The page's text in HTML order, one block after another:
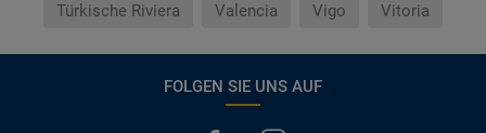
Türkische Riviera Valencia Vigo Vitoria
FOLGEN SIE UNS AUF